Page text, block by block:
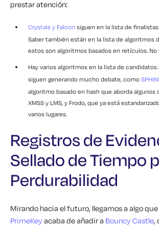
prestar atención:
Crystals y Falcon siguen en la lista de
Saber también están en la lista de algoritmos
estos son algoritmos basados en retículos.
Hay varios algoritmos en la lista de
siguen generando mucho debate, como
algoritmo basado en hash que aborda algunos
XMSS y LMS, y Frodo, que ya está
varios lugares.
Registros de
Sellado de Tiempo
Perdurabilidad
Mirando hacia el futuro, llegamos a algo
PrimeKeyacaba de añadir a Bouncy Castle,